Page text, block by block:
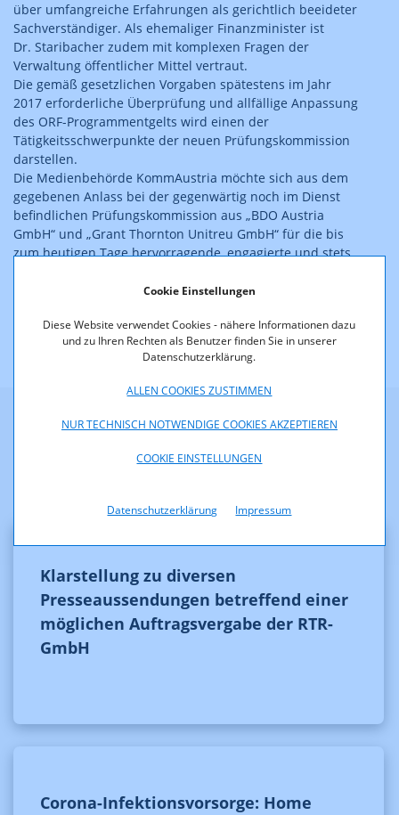
Cookie Einstellungen
Diese Website verwendet Cookies - nähere Informationen dazu
und zu Ihren Rechten als Benutzer finden Sie in unserer
Datenschutzerklärung.
ALLEN COOKIES ZUSTIMMEN
NUR TECHNISCH NOTWENDIGE COOKIES AKZEPTIEREN
COOKIE EINSTELLUNGEN
Datenschutzerklärung Impressum
über umfangreiche Erfahrungen als gerichtlich beeideter
Sachverständiger. Als ehemaliger Finanzminister ist
Dr. Staribacher zudem mit komplexen Fragen der
Verwaltung öffentlicher Mittel vertraut.
Die gemäß gesetzlichen Vorgaben spätestens im Jahr
2017 erforderliche Überprüfung und allfällige Anpassung
des ORF-Programmentgelts wird einen der
Tätigkeitsschwerpunkte der neuen Prüfungskommission
darstellen.
Die Medienbehörde KommAustria möchte sich aus dem
gegebenen Anlass bei der gegenwärtig noch im Dienst
befindlichen Prüfungskommission aus „BDO Austria
GmbH“ und „Grant Thornton Unitreu GmbH“ für die bis
zum heutigen Tage hervorragende, engagierte und stets
Klarstellung zu diversen
Presseaussendungen betreffend einer
möglichen Auftragsvergabe der RTR-
GmbH
Corona-Infektionsvorsorge: Home